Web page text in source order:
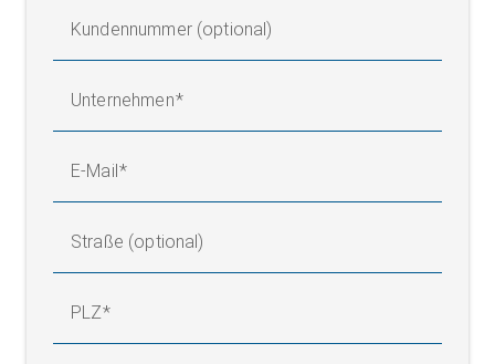
Kundennummer (optional)
Unternehmen
E-Mail
Straße (optional)
PLZ